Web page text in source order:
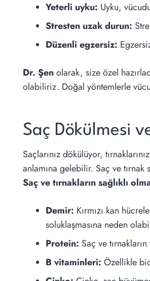
Yeterli uyku: Uyku,
Stresten uzak durun:
Düzenli egzersiz:
Dr. Şenolarak, size özel
olabiliriz. Doğal yöntemlerle
Saç Dökülmesi
Saçlarınız dökülüyor,
anlamına gelebilir. Saç ve tırnak
Saç ve tırnakların sağlıklı
Demir: Kırmızı kan
soluklaşmasına neden
Protein: Saç ve
B vitaminleri: Özellikle